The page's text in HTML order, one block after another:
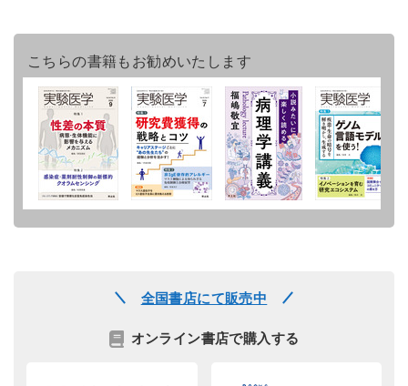
こちらの書籍もお勧めいたします
全国書店にて販売中
オンライン書店で購入する